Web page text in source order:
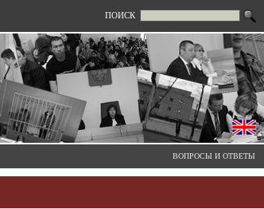
ПОИСК
ВОПРОСЫ И ОТВЕТЫ